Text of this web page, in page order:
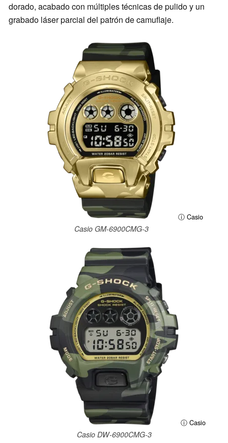
dorado, acabado con múltiples técnicas de pulido y un
grabado láser parcial del patrón de camuflaje.
ⓘ Casio
Casio GM-6900CMG-3
ⓘ Casio
Casio DW-6900CMG-3